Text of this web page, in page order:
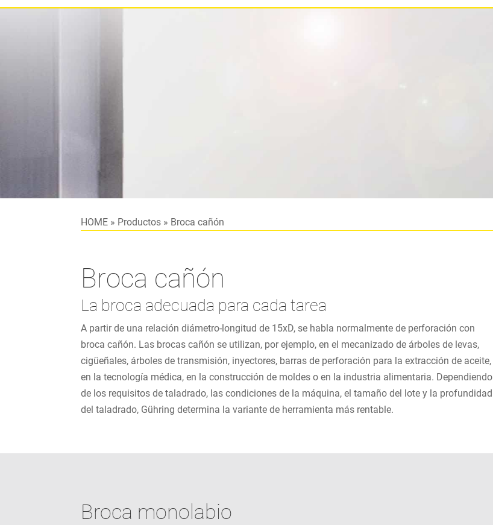
HOME » Productos » Broca cañón
Broca cañón
La broca adecuada para cada tarea
A partir de una relación diámetro-longitud de 15xD, se habla normalmente de perforación con
broca cañón. Las brocas cañón se utilizan, por ejemplo, en el mecanizado de árboles de levas,
cigüeñales, árboles de transmisión, inyectores, barras de perforación para la extracción de aceite,
en la tecnología médica, en la construcción de moldes o en la industria alimentaria. Dependiendo
de los requisitos de taladrado, las condiciones de la máquina, el tamaño del lote y la profundidad
del taladrado, Gühring determina la variante de herramienta más rentable.
Broca monolabio